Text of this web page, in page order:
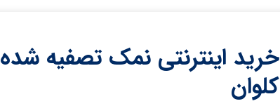
خرید اینترنتی نمک تصفیه شده
کلوان